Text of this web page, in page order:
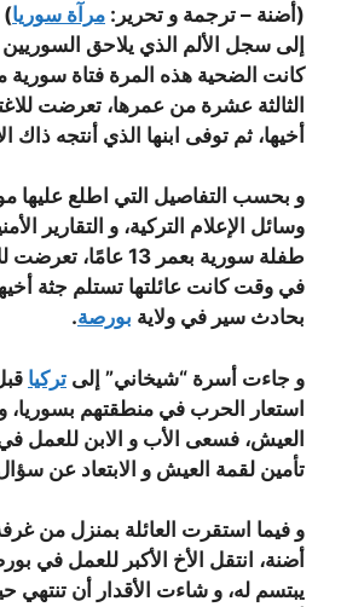
(أضنة – ترجمة و تحرير: مرآة سوريا)
إلى سجل الألم الذي يلاحق السوريين
كانت الضحية هذه المرة فتاة سورية
الثالثة عشرة من عمرها، تعرضت
أخيها، ثم توفى ابنها الذي أنتجه
و بحسب التفاصيل التي اطلع عليها
وسائل الإعلام التركية، و التقارير
طفلة سورية بعمر 13
في وقت كانت عائلتها تستلم جثة أخيها
بحادث سير في ولاية بورصة.
و جاءت أسرة “شيخاني” إلى تركيا
استعار الحرب في منطقتهم بسوريا،
العيش، فسعى الأب و الابن للعمل
تأمين لقمة العيش و الابتعاد عن
و فيما استقرت العائلة بمنزل من
أضنة، انتقل الأخ الأكبر للعمل في
يبتسم له، و شاءت الأقدار أن تنتهي